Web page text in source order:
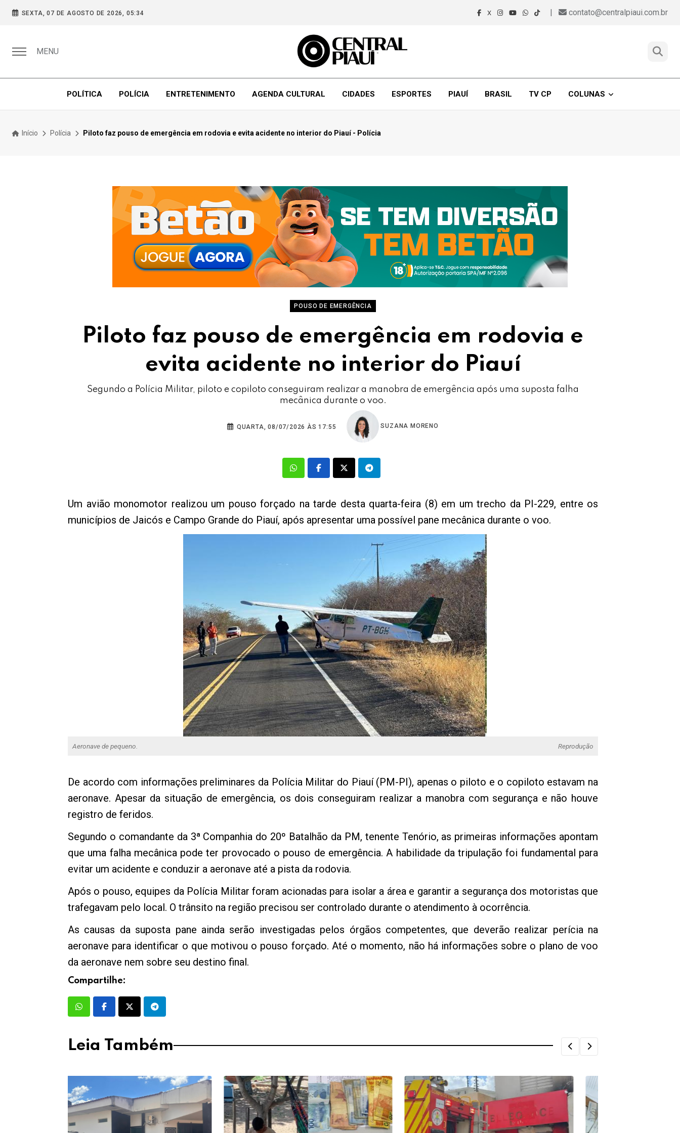
SEXTA, 07 DE AGOSTO DE 2026, 05:34 X | contato@centralpiaui.com.br
MENU
POLÍTICA POLÍCIA ENTRETENIMENTO AGENDA CULTURAL CIDADES ESPORTES PIAUÍ BRASIL TV CP COLUNAS
Início Polícia Piloto faz pouso de emergência em rodovia e evita acidente no interior do Piauí - Polícia
POUSO DE EMERGÊNCIA
Piloto faz pouso de emergência em rodovia e
evita acidente no interior do Piauí
Segundo a Polícia Militar, piloto e copiloto conseguiram realizar a manobra de emergência após uma suposta falha
mecânica durante o voo.
QUARTA, 08/07/2026 ÀS 17:55 SUZANA MORENO
Um avião monomotor realizou um pouso forçado na tarde desta quarta-feira (8) em um trecho da PI-229, entre os
municípios de Jaicós e Campo Grande do Piauí, após apresentar uma possível pane mecânica durante o voo.
Aeronave de pequeno. Reprodução
De acordo com informações preliminares da Polícia Militar do Piauí (PM-PI), apenas o piloto e o copiloto estavam na
aeronave. Apesar da situação de emergência, os dois conseguiram realizar a manobra com segurança e não houve
registro de feridos.
Segundo o comandante da 3ª Companhia do 20º Batalhão da PM, tenente Tenório, as primeiras informações apontam
que uma falha mecânica pode ter provocado o pouso de emergência. A habilidade da tripulação foi fundamental para
evitar um acidente e conduzir a aeronave até a pista da rodovia.
Após o pouso, equipes da Polícia Militar foram acionadas para isolar a área e garantir a segurança dos motoristas que
trafegavam pelo local. O trânsito na região precisou ser controlado durante o atendimento à ocorrência.
As causas da suposta pane ainda serão investigadas pelos órgãos competentes, que deverão realizar perícia na
aeronave para identificar o que motivou o pouso forçado. Até o momento, não há informações sobre o plano de voo
da aeronave nem sobre seu destino final.
Compartilhe:
Leia Também